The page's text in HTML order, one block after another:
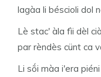
lagàa li béscioli dol
Lè stac' àla fìi dèl
par rèndès cünt ca
Li sṍi màa i'era